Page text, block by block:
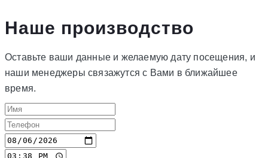
Наше производство
Оставьте ваши данные и желаемую дату посещения, и
наши менеджеры связажутся с Вами в ближайшее
время.